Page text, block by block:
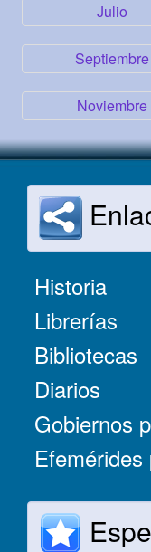
Julio
Septiembre
Noviembre
Historia
Librerías
Bibliotecas
Diarios
Gobiernos
Efemérides